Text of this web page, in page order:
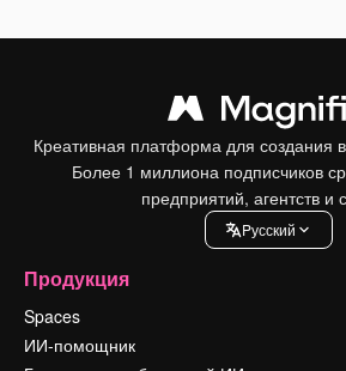
Креативная платформа для создания
Более 1 миллиона подписчиков
предприятий, агентств и
Pусский
Продукция
Spaces
ИИ-помощник